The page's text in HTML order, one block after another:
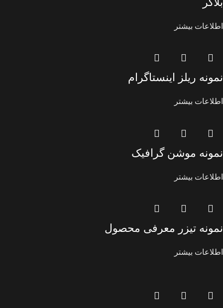
اطلاعات بیشتر
نمونه ریلز اینستاگرام
اطلاعات بیشتر
نمونه موشن گرافیک
اطلاعات بیشتر
نمونه تیزر معرفی محصول
اطلاعات بیشتر